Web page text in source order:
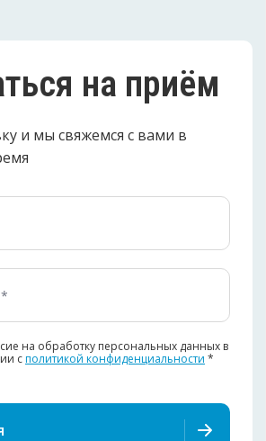
на приём
и мы свяжемся с вами в
на обработку персональных данных в
cполитикой конфиденциальности *